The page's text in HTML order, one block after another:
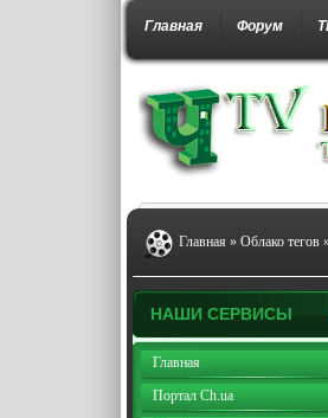
Главная Форум
Главная » Облако тегов
НАШИ СЕРВИСЫ
Главная
Портал Ch.ua